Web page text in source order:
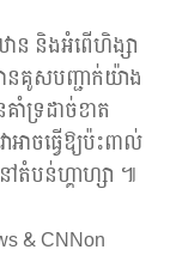
ន និងអំពើហិង្សា
នគូសបញ្ជាក់យ៉ាង
ទ្រដាច់ខាត
អាចធ្វើឱ្យប៉ះពាល់
តំបន់ហ្គាហ្សា ៕
& CNNon